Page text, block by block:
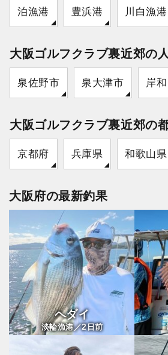
泊漁港 豊浜港 川白漁港
大阪ゴルフクラブ裏近郊の
泉佐野市 泉大津市 岸
大阪ゴルフクラブ裏近郊の
京都府 兵庫県 和歌山県
大阪府の最新釣果
ヘダイ
淡輪漁港／2日前